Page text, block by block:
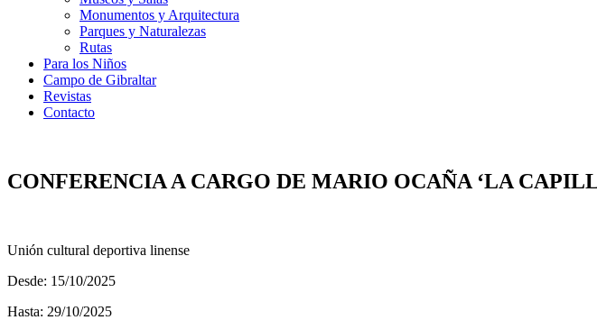
Monumentos y Arquitectura
Parques y Naturalezas
Rutas
Para los Niños
Campo de Gibraltar
Revistas
Contacto
CONFERENCIA A CARGO DE MARIO OCAÑA ‘LA
Unión cultural deportiva linense
Desde: 15/10/2025
Hasta: 29/10/2025